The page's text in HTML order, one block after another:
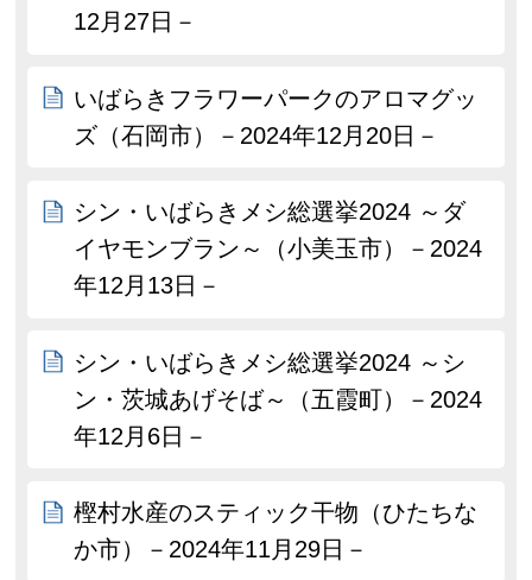
12月27日－
いばらきフラワーパークのアロマグッ
ズ（石岡市）－2024年12月20日－
シン・いばらきメシ総選挙2024 ～ダ
イヤモンブラン～（小美玉市）－2024
年12月13日－
シン・いばらきメシ総選挙2024 ～シ
ン・茨城あげそば～（五霞町）－2024
年12月6日－
樫村水産のスティック干物（ひたちな
か市）－2024年11月29日－